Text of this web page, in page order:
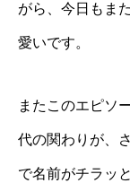
がら、今日もま
愛いです。
またこのエピソ
代の関わりが、
で名前がチラッ